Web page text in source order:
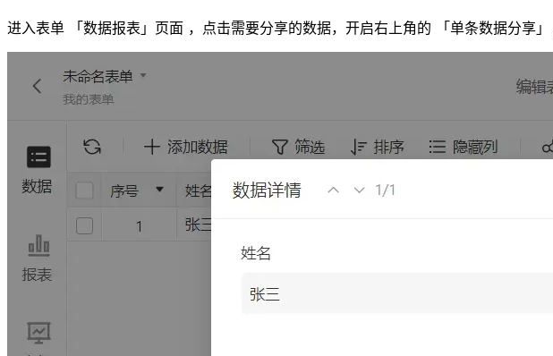
进入表单 「数据报表」页面 ，点击需要分享的数据，开启右上角的 「单条数据分享